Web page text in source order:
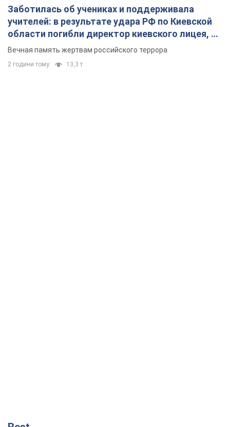
Заботилась об учениках и поддерживала
учителей: в результате удара РФ по Киевской
области погибли директор киевского лицея, её
муж и внук
Вечная память жертвам российского террора
2 години тому 13,3 т.